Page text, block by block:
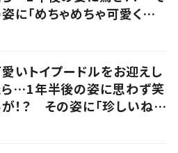
に「めちゃめちゃ可愛くて
いトイプードルをお迎えし
…1年半後の姿に思わず笑
！？ その姿に「珍しいね」